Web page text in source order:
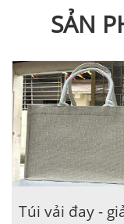
SẢN
Túi vải đay -